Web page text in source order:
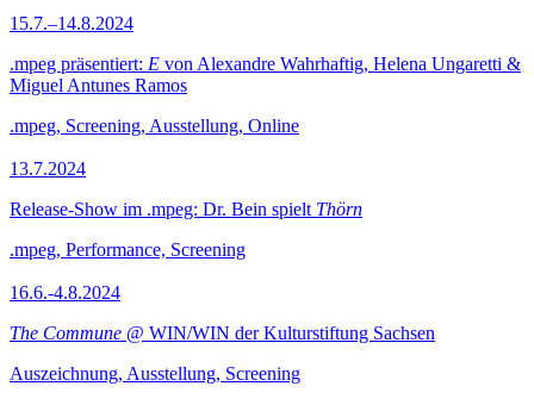
15.7.–14.8.2024
.mpeg präsentiert: E von Alexandre Wahrhaftig, Helena Ungaretti &
Miguel Antunes Ramos
.mpeg, Screening, Ausstellung, Online
13.7.2024
Release-Show im .mpeg: Dr. Bein spielt Thörn
.mpeg, Performance, Screening
16.6.-4.8.2024
The Commune @ WIN/WIN der Kulturstiftung Sachsen
Auszeichnung, Ausstellung, Screening